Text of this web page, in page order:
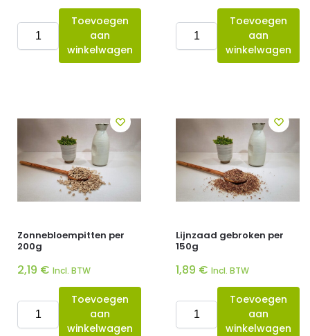
Toevoegen
aan
winkelwagen
Toevoegen
aan
winkelwagen
Zonnebloempitten per
200g
2,19 € Incl. BTW
Toevoegen
aan
winkelwagen
Lijnzaad gebroken per
150g
1,89 € Incl. BTW
Toevoegen
aan
winkelwagen